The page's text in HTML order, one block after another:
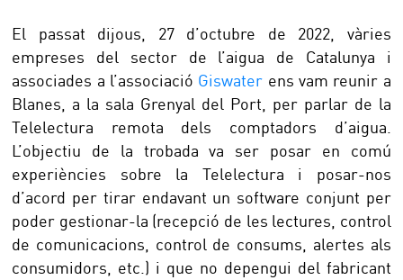
El passat dijous, 27 d’octubre de 2022, vàries
empreses del sector de l’aigua de Catalunya i
associades a l’associació Giswater ens vam reunir a
Blanes, a la sala Grenyal del Port, per parlar de la
Telelectura remota dels comptadors d’aigua.
L’objectiu de la trobada va ser posar en comú
experiències sobre la Telelectura i posar-nos
d’acord per tirar endavant un software conjunt per
poder gestionar-la (recepció de les lectures, control
de comunicacions, control de consums, alertes als
consumidors, etc.) i que no depengui del fabricant